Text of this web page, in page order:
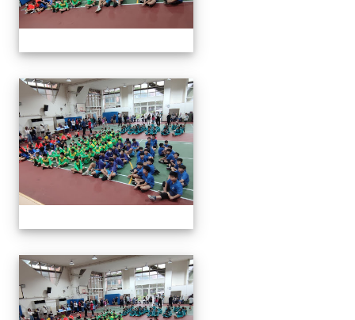
113年全國北區師生盃巧固
113年全國北區師生盃巧固